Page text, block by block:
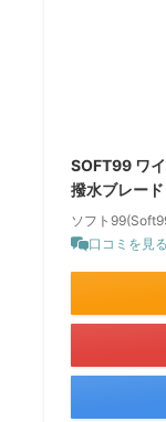
SOFT99 ワ
撥水ブレー
ソフト
口コミを見る